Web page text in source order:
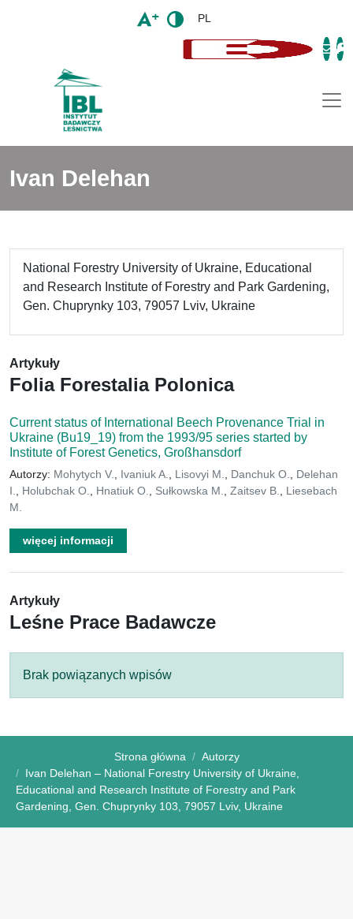
PL
Ivan Delehan
National Forestry University of Ukraine, Educational
and Research Institute of Forestry and Park Gardening,
Gen. Chuprynky 103, 79057 Lviv, Ukraine
Artykuły
Folia Forestalia Polonica
Current status of International Beech Provenance Trial in
Ukraine (Bu19_19) from the 1993/95 series started by
Institute of Forest Genetics, Großhansdorf
Autorzy: Mohytych V. Ivaniuk A. Lisovyi M. Danchuk O.
Delehan
I.
Holubchak O. Hnatiuk O. Sułkowska M. Zaitsev B.
Liesebach
M.
więcej informacji
Artykuły
Leśne Prace Badawcze
Brak powiązanych wpisów
Strona główna
Autorzy
Ivan Delehan – National Forestry University of Ukraine,
Educational and Research Institute of Forestry and Park
Gardening, Gen. Chuprynky 103, 79057 Lviv, Ukraine